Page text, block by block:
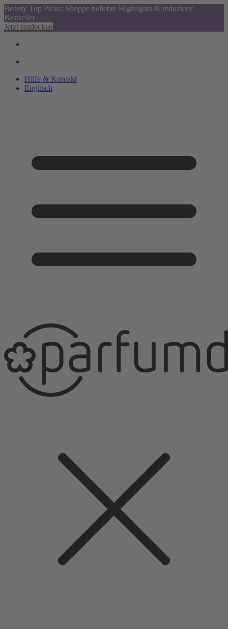
Beauty Top Picks: Shoppe beliebte Highlights & reduzierte
Bestseller
Jetzt entdecken
Hilfe & Kontakt
Englisch